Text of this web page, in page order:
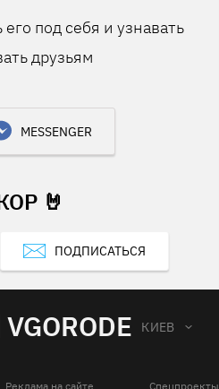
под себя и узнавать
друзьям
MESSENGER
🤘
ПОДПИСАТЬСЯ
VGORODE КИЕВ
Реклама на сайте Спецпроекты